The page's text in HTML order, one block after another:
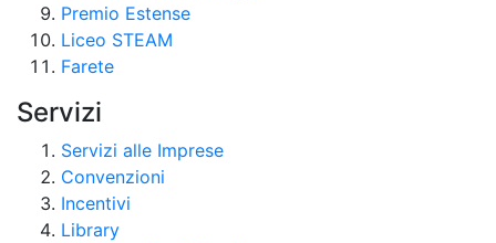
Premio Estense
Liceo STEAM
Farete
Servizi
Servizi alle Imprese
Convenzioni
Incentivi
Library